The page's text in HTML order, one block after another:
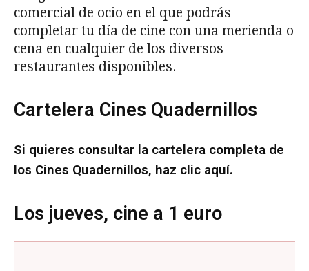
comercial de ocio en el que podrás
completar tu día de cine con una merienda o
cena en cualquier de los diversos
restaurantes disponibles.
Cartelera Cines Quadernillos
Si quieres consultar la cartelera completa de
los Cines Quadernillos, haz clic aquí.
Los jueves, cine a 1 euro